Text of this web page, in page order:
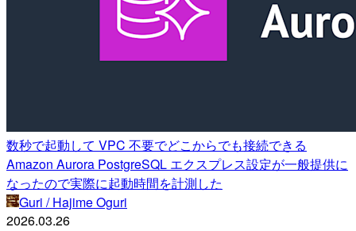
数秒で起動して VPC 不要でどこからでも接続できる
Amazon Aurora PostgreSQL エクスプレス設定が一般提供に
なったので実際に起動時間を計測した
Guri / Hajime Oguri
2026.03.26